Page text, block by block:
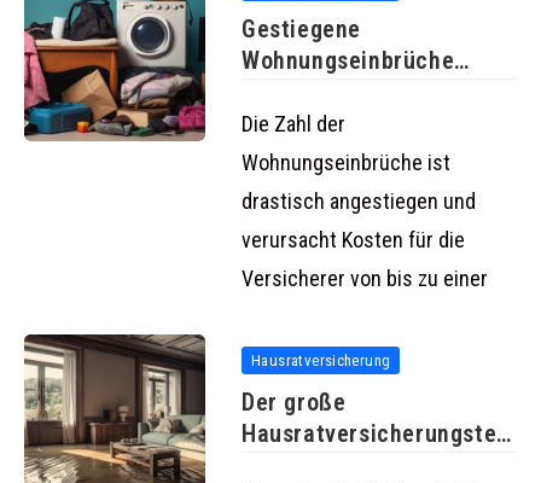
Gestiegene
Wohnungseinbrüche
470 Millionen Euro
Die Zahl der
Wohnungseinbrüche ist
drastisch angestiegen und
verursacht Kosten für die
Versicherer von bis zu einer
Hausratversicherung
Der große
Hausratversicherungstest